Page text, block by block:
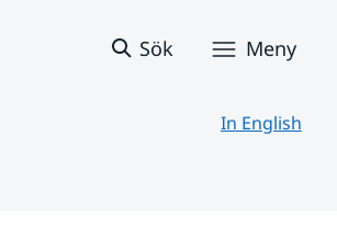
Sök Meny
In English